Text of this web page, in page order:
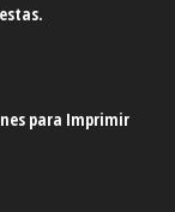
para Imprimir